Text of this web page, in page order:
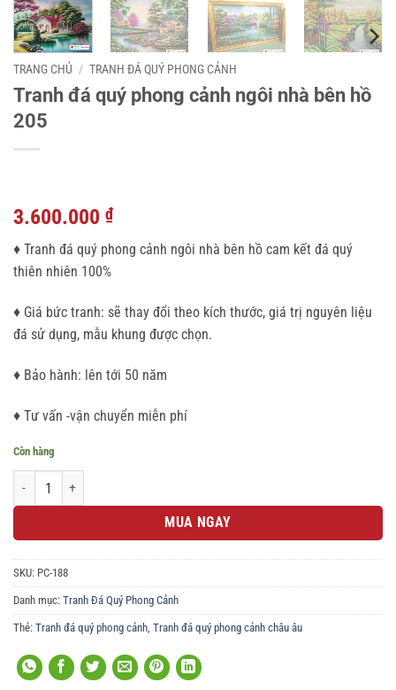
TRANG CHỦ / TRANH ĐÁ QUÝ PHONG CẢNH
Tranh đá quý phong cảnh ngôi nhà bên hồ
205
3.600.000 ₫
♦ Tranh đá quý phong cảnh ngôi nhà bên hồ cam kết đá quý
thiên nhiên 100%
♦ Giá bức tranh: sẽ thay đổi theo kích thước, giá trị nguyên liệu
đá sử dụng, mẫu khung được chọn.
♦ Bảo hành: lên tới 50 năm
♦ Tư vấn -vận chuyển miễn phí
Còn hàng
Tranh đá quý phong cảnh ngôi nhà bên hồ 205 số lượng
MUA NGAY
SKU: PC-188
Danh mục: Tranh Đá Quý Phong Cảnh
Thẻ: Tranh đá quý phong cảnh, Tranh đá quý phong cảnh châu âu